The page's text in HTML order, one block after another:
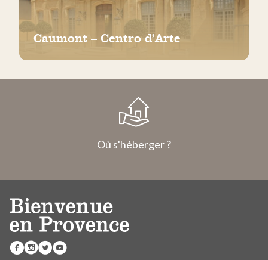
Caumont – Centro d’Arte
Où s'héberger ?